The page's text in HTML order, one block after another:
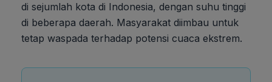
di sejumlah kota di Indonesia, dengan suhu tinggi
di beberapa daerah. Masyarakat diimbau untuk
tetap waspada terhadap potensi cuaca ekstrem.